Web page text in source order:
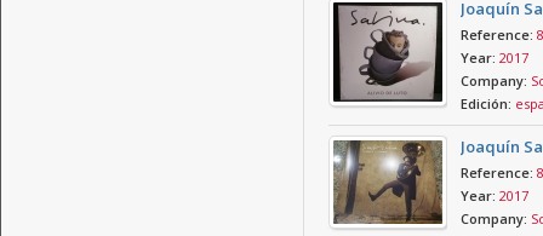
Joaquín
Reference:
Year: 2017
Company:
Edición:
Joaquín
Reference:
Year: 2017
Company: